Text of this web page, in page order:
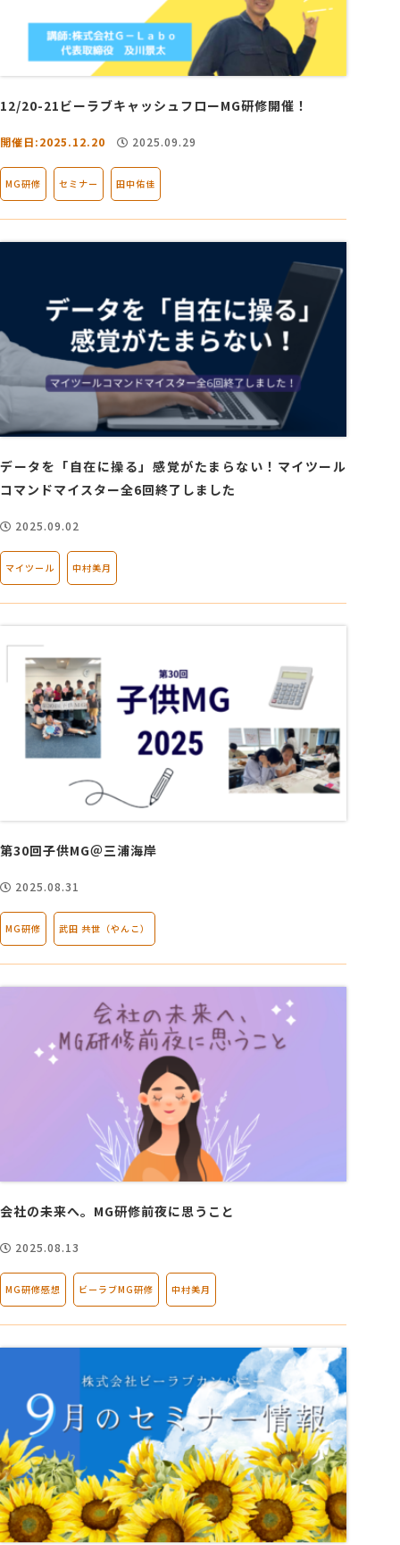
12/20-21ビーラブキャッシュフローMG研修開催！
開催日:2025.12.20 2025.09.29
MG研修 セミナー 田中佑佳
データを「自在に操る」感覚がたまらない！マイツール
コマンドマイスター全6回終了しました
2025.09.02
マイツール 中村美月
第30回子供MG＠三浦海岸
2025.08.31
MG研修 武田 共世（やんこ）
会社の未来へ。MG研修前夜に思うこと
2025.08.13
MG研修感想 ビーラブMG研修 中村美月